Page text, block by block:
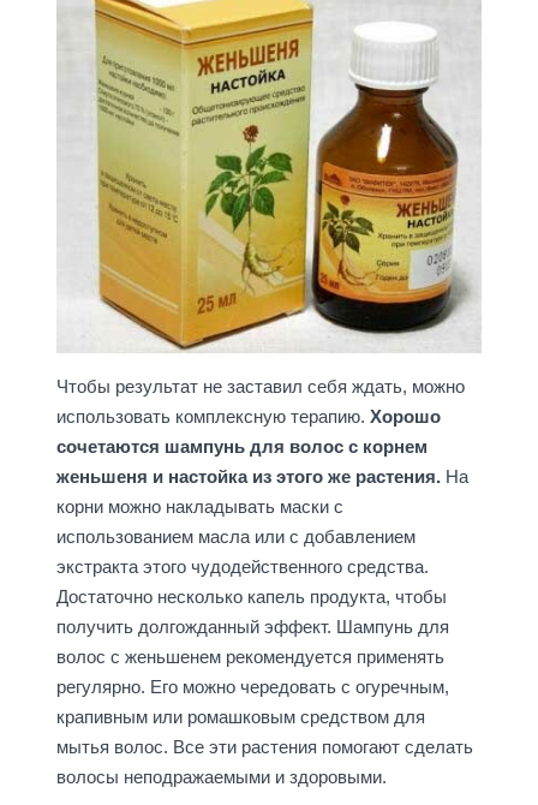
Чтобы результат не заставил себя ждать, можно
использовать комплексную терапию. Хорошо
сочетаются шампунь для волос с корнем
женьшеня и настойка из этого же растения.На
корни можно накладывать маски с
использованием масла или с добавлением
экстракта этого чудодейственного средства.
Достаточно несколько капель продукта, чтобы
получить долгожданный эффект. Шампунь для
волос с женьшенем рекомендуется применять
регулярно. Его можно чередовать с огуречным,
крапивным или ромашковым средством для
мытья волос. Все эти растения помогают сделать
волосы неподражаемыми и здоровыми.